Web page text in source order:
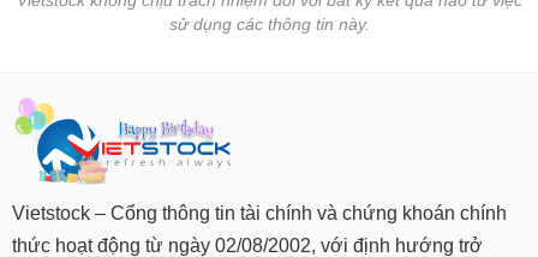
sử dụng các thông tin này.
Vietstock – Cổng thông tin tài chính và chứng khoán chính
thức hoạt động từ ngày 02/08/2002, với định hướng trở